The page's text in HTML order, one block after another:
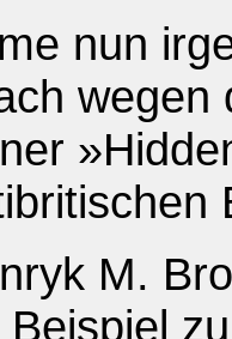
nun
wegen
M.
Beispiel